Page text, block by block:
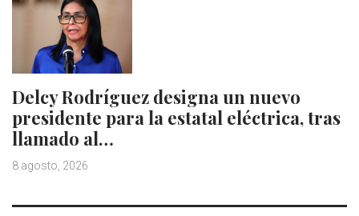
Delcy Rodríguez designa un nuevo
presidente para la estatal eléctrica, tras
llamado al…
8 agosto, 2026